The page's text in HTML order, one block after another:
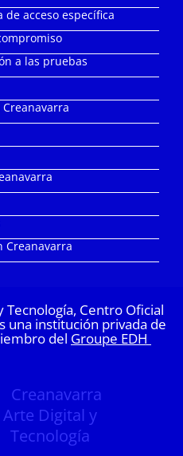
acceso específica
a las pruebas
Creanavarra
Centro Oficial
una institución privada de
del Groupe EDH